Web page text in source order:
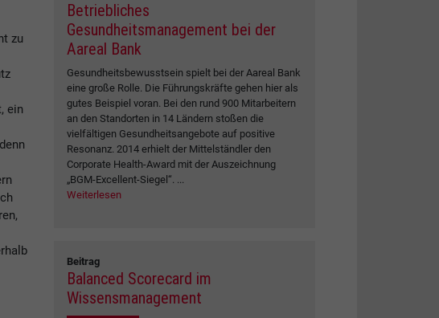
zu
ein
Betriebliches
Gesundheitsmanagement bei der
Aareal Bank
Gesundheitsbewusstsein spielt bei der Aareal Bank
eine große Rolle. Die Führungskräfte gehen hier als
gutes Beispiel voran. Bei den rund 900 Mitarbeitern
an den Standorten in 14 Ländern stoßen die
vielfältigen Gesundheitsangebote auf positive
Resonanz. 2014 erhielt der Mittelständler den
Corporate Health-Award mit der Auszeichnung
„BGM-Excellent-Siegel“. ...
Weiterlesen
Beitrag
Balanced Scorecard im
Wissensmanagement